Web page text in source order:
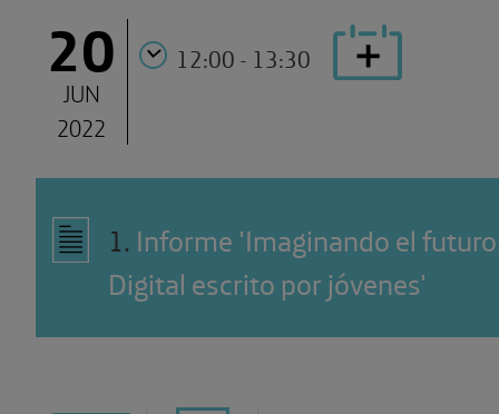
20
JUN
2022
12:00 - 13:30
1. Informe 'Imaginando el
Digital escrito por jóvenes'